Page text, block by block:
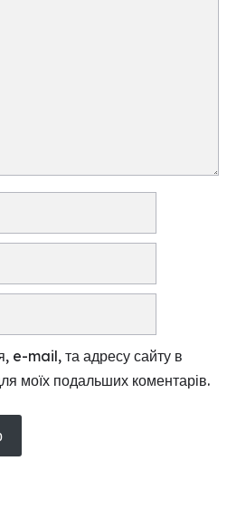
e-mail, та адресу сайту в
моїх подальших коментарів.